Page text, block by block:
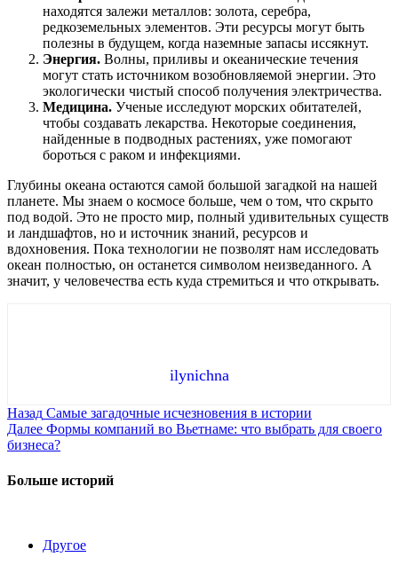
находятся залежи металлов: золота, серебра,
редкоземельных элементов. Эти ресурсы могут быть
полезны в будущем, когда наземные запасы иссякнут.
Энергия. Волны, приливы и океанические течения
могут стать источником возобновляемой энергии. Это
экологически чистый способ получения электричества.
Медицина. Ученые исследуют морских обитателей,
чтобы создавать лекарства. Некоторые соединения,
найденные в подводных растениях, уже помогают
бороться с раком и инфекциями.
Глубины океана остаются самой большой загадкой на нашей
планете. Мы знаем о космосе больше, чем о том, что скрыто
под водой. Это не просто мир, полный удивительных существ
и ландшафтов, но и источник знаний, ресурсов и
вдохновения. Пока технологии не позволят нам исследовать
океан полностью, он останется символом неизведанного. А
значит, у человечества есть куда стремиться и что открывать.
ilynichna
Продолжить
чтение
Назад Самые загадочные исчезновения в истории
Далее Формы компаний во Вьетнаме: что выбрать для своего
бизнеса?
Больше историй
Другое